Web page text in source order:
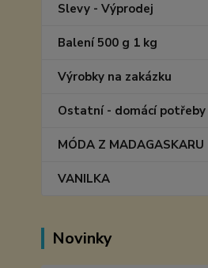
Slevy - Výprodej
Balení 500 g 1 kg
Výrobky na zakázku
Ostatní - domácí potřeby
MÓDA Z MADAGASKARU
VANILKA
Novinky